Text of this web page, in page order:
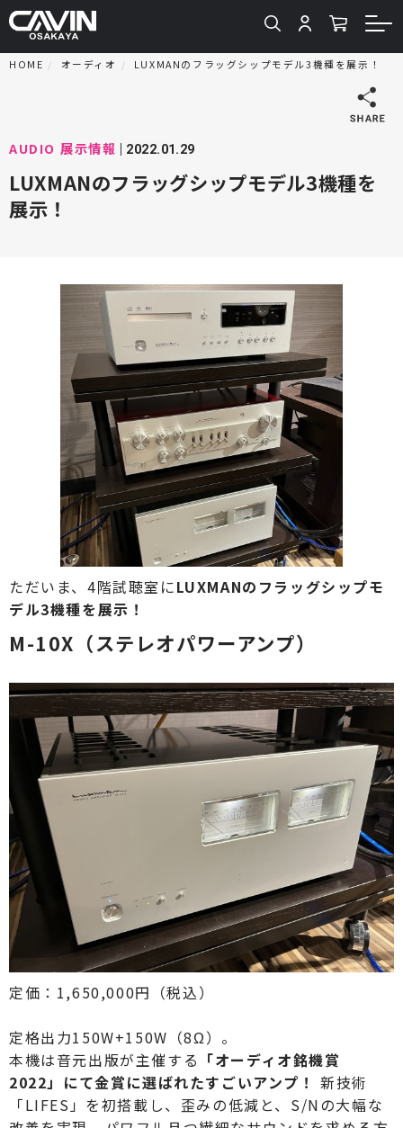
HOME オーディオ LUXMANのフラッグシップモデル3機種を展示！
AUDIO 展示情報 2022.01.29
LUXMANのフラッグシップモデル3機種を
展示！
ただいま、4階試聴室にLUXMANのフラッグシップモ
デル3機種を展示！
M-10X（ステレオパワーアンプ）
定価：1,650,000円（税込）
定格出力150W+150W（8Ω）。
本機は音元出版が主催する 「オーディオ銘機賞
2022」にて金賞に選ばれたすごいアンプ！新技術
「LIFES」を初搭載し、歪みの低減と、S/Nの大幅な